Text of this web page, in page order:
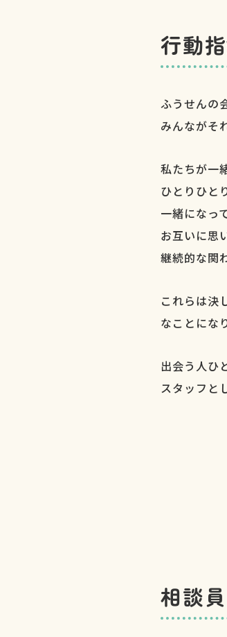
行動
ふうせんの
みんながそ
私たちが一
ひとりひと
一緒になっ
お互いに思
継続的な関
これらは決
なことにな
出会う人ひ
スタッフと
相談員